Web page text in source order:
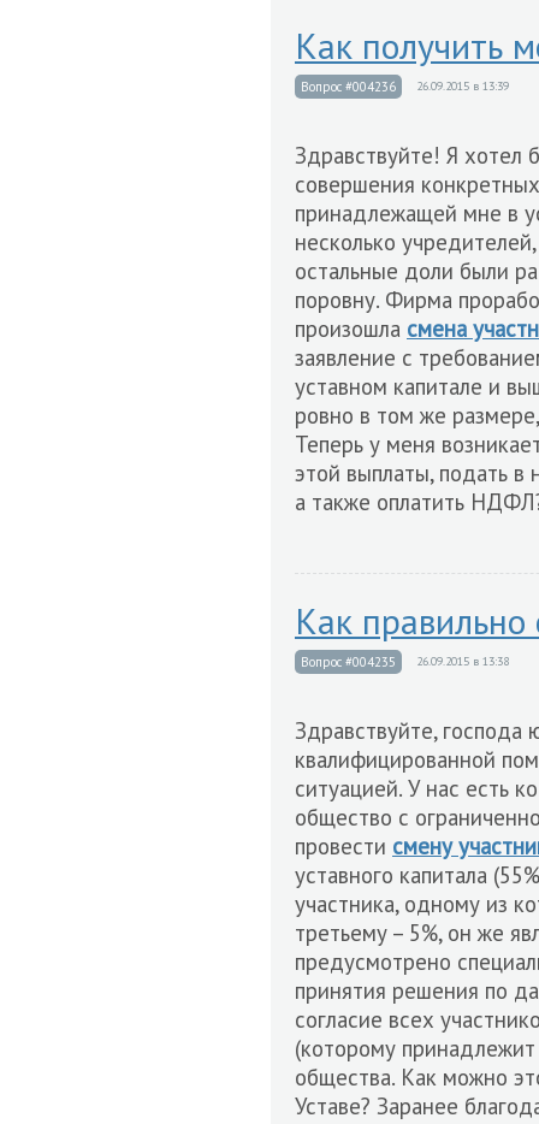
Как получить
Вопрос #004236 26.09.2015 в 13:39
Здравствуйте! Я хотел
совершения
принадлежащей мне в
несколько
остальные доли были
поровну. Фирма
произошла смена
заявление с
уставном капитале и
ровно в том же
Теперь у меня
этой выплаты, подать в
а также оплатить
Как правильно
Вопрос #004235 26.09.2015 в 13:38
Здравствуйте,
квалифицированной
ситуацией. У нас есть
общество с
провести смену
уставного капитала
участника, одному из
третьему – 5%, он же
предусмотрено
принятия решения по
согласие всех
(которому принадлежит
общества. Как можно
Уставе? Заранее